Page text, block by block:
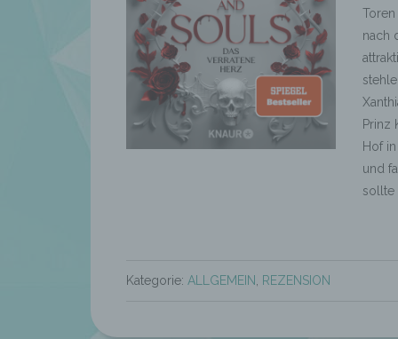
nach
Prinz
Hof
und
sollte
Kategorie: ALLGEMEIN REZENSION